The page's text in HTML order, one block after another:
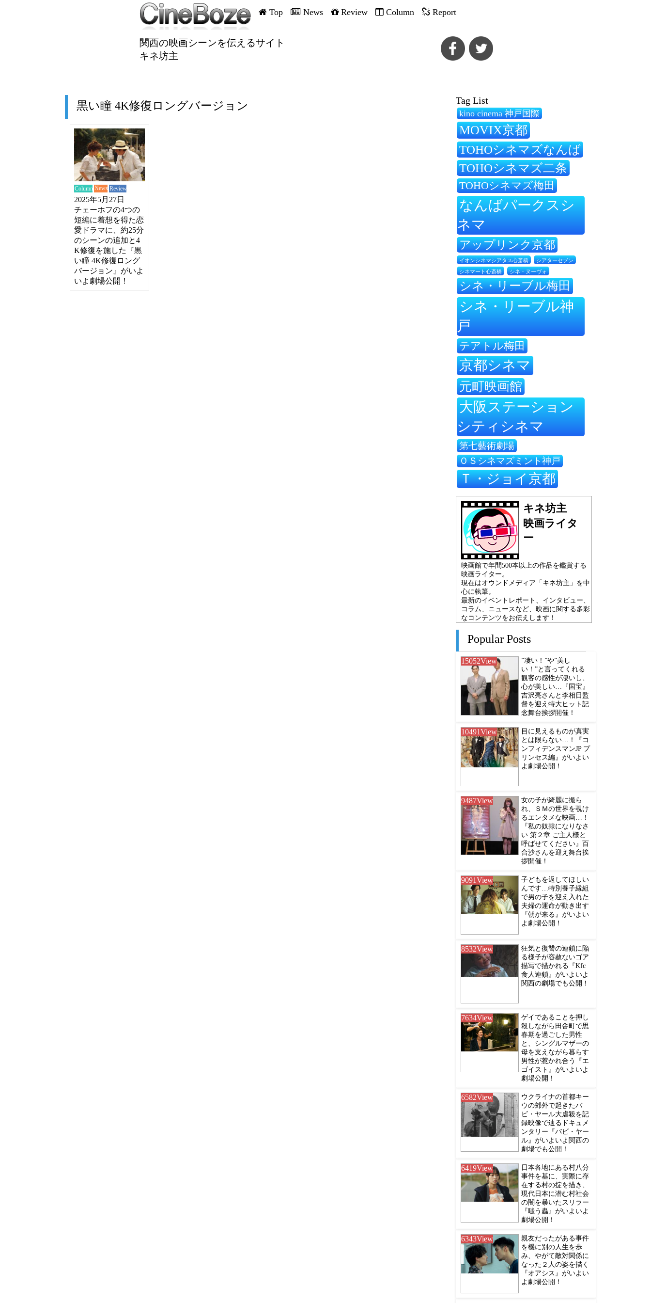
Top News Review Column Report
関西の映画シーンを伝えるサイト
キネ坊主
黒い瞳 4K修復ロングバージョン
Column News Review
2025年5月27日
チェーホフの4つの
短編に着想を得た恋
愛ドラマに、約25分
のシーンの追加と4
K修復を施した『黒
い瞳 4K修復ロング
バージョン』がいよ
いよ劇場公開！
Tag List
kino cinema 神戸国際
MOVIX京都
TOHOシネマズなんば
TOHOシネマズ二条
TOHOシネマズ梅田
なんばパークスシ
ネマ
アップリンク京都
イオンシネマシアタス心斎橋 シアターセブン
シネマート心斎橋 シネ・ヌーヴォ
シネ・リーブル梅田
シネ・リーブル神
戸
テアトル梅田
京都シネマ
元町映画館
大阪ステーション
シティシネマ
第七藝術劇場
ＯＳシネマズミント神戸
Ｔ・ジョイ京都
キネ坊主
映画ライタ
ー
映画館で年間500本以上の作品を鑑賞する
映画ライター。
現在はオウンドメディア「キネ坊主」を中
心に執筆。
最新のイベントレポート、インタビュー、
コラム、ニュースなど、映画に関する多彩
なコンテンツをお伝えします！
Popular Posts
15052View
”凄い！”や”美し
い！”と言ってくれる
観客の感性が凄いし、
心が美しい…『国宝』
吉沢亮さんと李相日監
督を迎え特大ヒット記
念舞台挨拶開催！
10491View
目に見えるものが真実
とは限らない…！『コ
ンフィデンスマンJP プ
リンセス編』がいよい
よ劇場公開！
9487View
女の子が綺麗に撮ら
れ、ＳＭの世界を覗け
るエンタメな映画…！
『私の奴隷になりなさ
い 第２章 ご主人様と
呼ばせてください』百
合沙さんを迎え舞台挨
拶開催！
9091View
子どもを返してほしい
んです…特別養子縁組
で男の子を迎え入れた
夫婦の運命が動き出す
『朝が来る』がいよい
よ劇場公開！
8532View
狂気と復讐の連鎖に陥
る様子が容赦ないゴア
描写で描かれる『Kfc
食人連鎖』がいよいよ
関西の劇場でも公開！
7634View
ゲイであることを押し
殺しながら田舎町で思
春期を過ごした男性
と、シングルマザーの
母を支えながら暮らす
男性が惹かれ合う『エ
ゴイスト』がいよいよ
劇場公開！
6582View
ウクライナの首都キー
ウの郊外で起きたバ
ビ・ヤール大虐殺を記
録映像で辿るドキュメ
ンタリー『バビ・ヤー
ル』がいよいよ関西の
劇場でも公開！
6419View
日本各地にある村八分
事件を基に、実際に存
在する村の掟を描き、
現代日本に潜む村社会
の闇を暴いたスリラー
『嗤う蟲』がいよいよ
劇場公開！
6343View
親友だったがある事件
を機に別の人生を歩
み、やがて敵対関係に
なった２人の姿を描く
『オアシス』がいよい
よ劇場公開！